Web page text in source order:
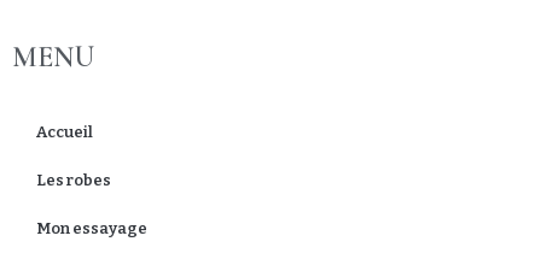
MENU
Accueil
Les robes
Mon essayage